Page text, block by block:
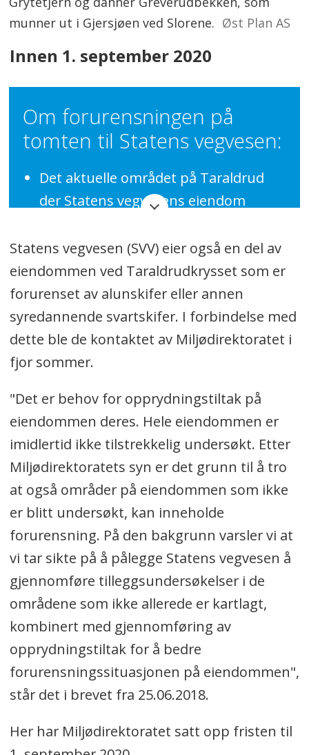
munner ut i Gjersjøen ved Slorene. Øst Plan AS
Innen 1. september 2020
Om forurensningen på
tomten til Statens vegvesen:
Det aktuelle området på Taraldrud
der Statens vegvesens eiendom
frem til 2006 benyttet til utfylling av
masser i forbindelse med etablering
av E6.
Hensikten var da å gjøre området
egnet som dyrket mark, og det ble
gitt tillatelser til dette av
landbruksmyndighetene.
Masser som ble benyttet har vært
ulike typer mineralske stein- og
løsmasser, inkludert syredannende
svartskifer som alunskifer.
Ifølge Norges Geotekniske Institutt
(NGI), som gjennomførte
undersøkelsene på stedet, kan
samlet volum av svartskifermassene
på Taraldrud anslås til omtrent
52.000kubikkmeter. Om lag 40
prosent av svartskifermassene
befinner seg på areal eid av Statens
vegvesen. Deler av disse massene
ligger under avkjøringen fra E6 til
Kolbotn/Sofiemyr.
Statens vegvesen (SVV) eier også en del av
eiendommen ved Taraldrudkrysset som er
forurenset av alunskifer eller annen
syredannende svartskifer. I forbindelse med
dette ble de kontaktet av Miljødirektoratet i
fjor sommer.
"Det er behov for opprydningstiltak på
eiendommen deres. Hele eiendommen er
imidlertid ikke tilstrekkelig undersøkt. Etter
Miljødirektoratets syn er det grunn til å tro
at også områder på eiendommen som ikke
er blitt undersøkt, kan inneholde
forurensning. På den bakgrunn varsler vi at
vi tar sikte på å pålegge Statens vegvesen å
gjennomføre tilleggsundersøkelser i de
områdene som ikke allerede er kartlagt,
kombinert med gjennomføring av
opprydningstiltak for å bedre
forurensningssituasjonen på eiendommen",
står det i brevet fra 25.06.2018.
Her har Miljødirektoratet satt opp fristen til